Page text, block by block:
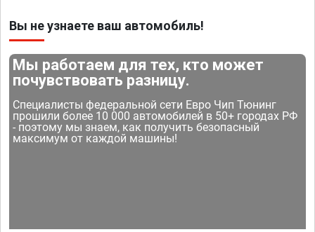
Вы не узнаете ваш автомобиль!
Мы работаем для тех, кто может
почувствовать разницу.
Специалисты федеральной сети Евро Чип Тюнинг
прошили более 10 000 автомобилей в 50+ городах РФ
- поэтому мы знаем, как получить безопасный
максимум от каждой машины!